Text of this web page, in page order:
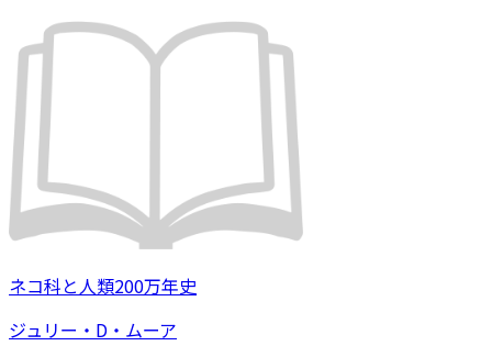
ネコ科と人類200万年史
ジュリー・D・ムーア